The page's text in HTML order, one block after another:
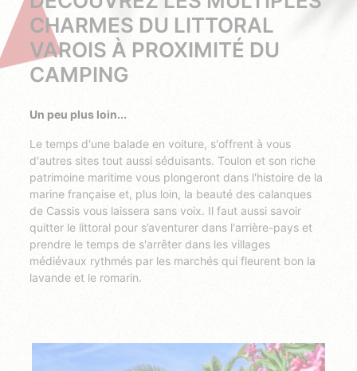
CHARMES DU LITTORAL
VAROIS À PROXIMITÉ DU
CAMPING
Un peu plus loin...
Le temps d'une balade en voiture, s'offrent à vous
d'autres sites tout aussi séduisants. Toulon et son riche
patrimoine maritime vous plongeront dans l'histoire de la
marine française et, plus loin, la beauté des calanques
de Cassis vous laissera sans voix. Il faut aussi savoir
quitter le littoral pour s’aventurer dans l'arrière-pays et
prendre le temps de s'arrêter dans les villages
médiévaux rythmés par les marchés qui fleurent bon la
lavande et le romarin.